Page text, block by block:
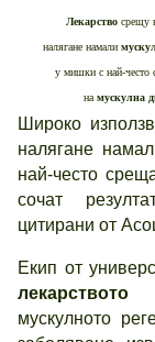
Лекарство срещу
налягане намали
у мишки с най-често
на мускулна
Широко
налягане
най-често
сочат
цитирани от
Екип от
лекарството
мускулното